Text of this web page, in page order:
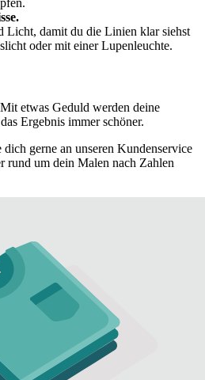
Licht, damit du die Linien klar siehst
oder mit einerLupenleuchte.
etwas Geduld werden deine
Ergebnis immer schöner.
gerne an unseren Kundenservice
rund um dein Malen nach Zahlen